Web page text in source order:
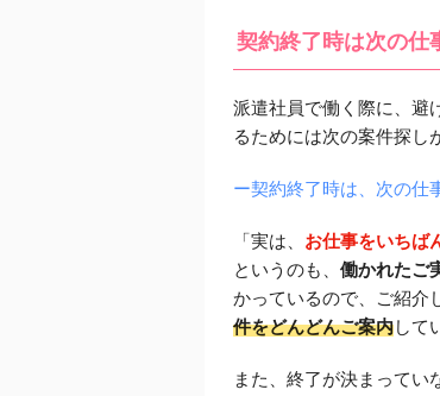
契約終了時は次の仕
派遣社員で働く際に、避
るためには次の案件探し
ー契約終了時は、次の仕
「実は、 お仕事をいちば
というのも、 働かれたご
かっているので、ご紹介
件をどんどんご案内して
また、終了が決まってい